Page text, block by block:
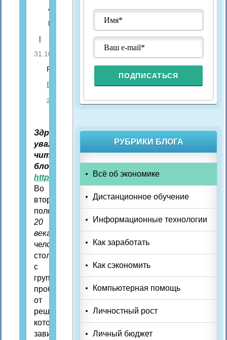
Автор:
Марина
|
31.10.2017
Рубрика:
Всё об
экономике
Здравствуйте,
уважаемые
читатели
блога
http://nocleep.ru/
Во
второй
половине
20
века
человечество
столкнулось
с
группой
проблем,
от
решения
которых
зависит
РУБРИКИ БЛОГА
Всё об экономике
Дистанционное обучение
Информационные технологии
Как заработать
Как сэкономить
Компьютерная помощь
Личностный рост
Личный бюджет